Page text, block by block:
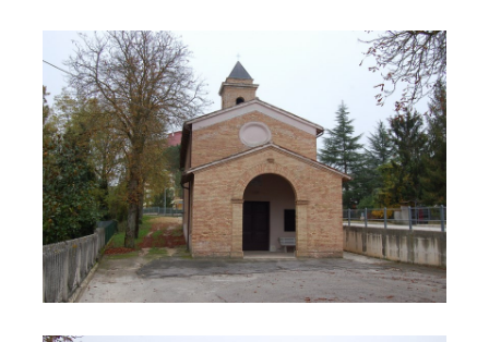
Chiesa Madonna delle Grazie